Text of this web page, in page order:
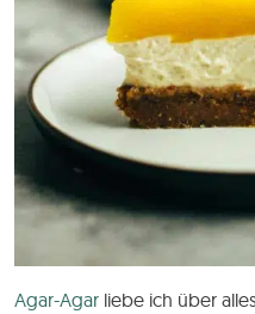
Agar-Agar liebe ich über